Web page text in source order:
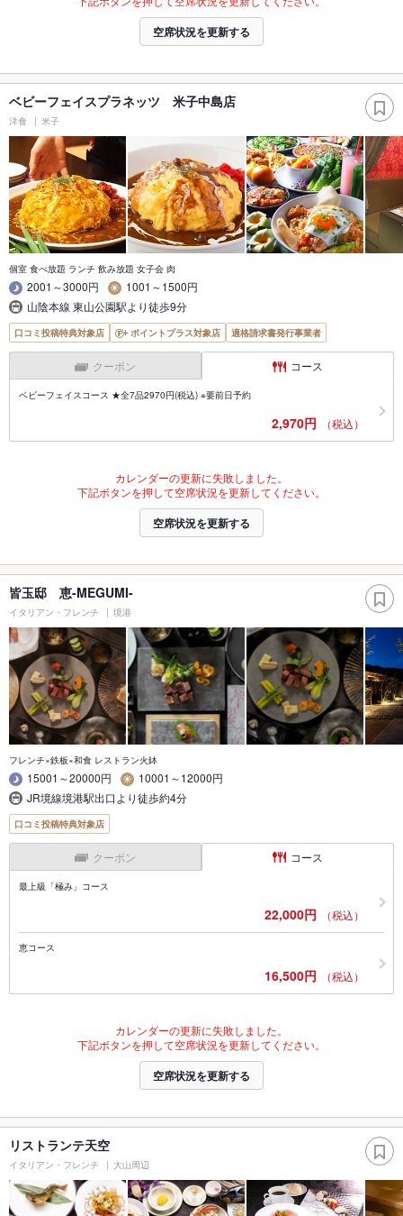
空席状況を更新する
ベビーフェイスプラネッツ 米子中島店
洋食 米子
個室 食べ放題 ランチ 飲み放題 女子会 肉
2001～3000円
1001～1500円
山陰本線 東山公園駅より徒歩9分
口コミ投稿特典対象店 ポイントプラス対象店 適格請求書発行事業者
クーポン コース
ベビーフェイスコース ★全7品2970円(税込) ※要前日予約
2,970円 （税込）
カレンダーの更新に失敗しました。
下記ボタンを押して空席状況を更新してください。
空席状況を更新する
皆玉邸 恵-MEGUMI-
イタリアン・フレンチ 境港
フレンチ×鉄板×和食 レストラン火鉢
15001～20000円
10001～12000円
JR境線境港駅出口より徒歩約4分
口コミ投稿特典対象店
クーポン コース
最上級「極み」コース
22,000円 （税込）
恵コース
16,500円 （税込）
カレンダーの更新に失敗しました。
下記ボタンを押して空席状況を更新してください。
空席状況を更新する
リストランテ天空
イタリアン・フレンチ 大山周辺